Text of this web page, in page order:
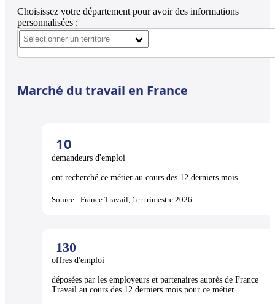
Choisissez votre département pour avoir des informations
personnalisées :
Marché du travail en France
10
demandeurs d'emploi
ont recherché ce métier au cours des 12 derniers mois
Source : France Travail, 1er trimestre 2026
130
offres d'emploi
déposées par les employeurs et partenaires auprès de France
Travail au cours des 12 derniers mois pour ce métier